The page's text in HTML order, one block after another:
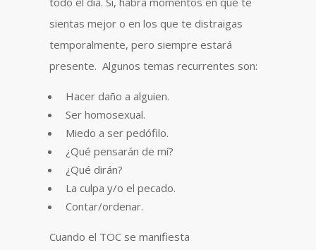
sientas mejor o en los que te distraigas
temporalmente, pero siempre estará
presente. Algunos temas recurrentes son:
Hacer daño a alguien.
Ser homosexual.
Miedo a ser pedófilo.
¿Qué pensarán de mí?
¿Qué dirán?
La culpa y/o el pecado.
Contar/ordenar.
Cuando el TOC se manifiesta